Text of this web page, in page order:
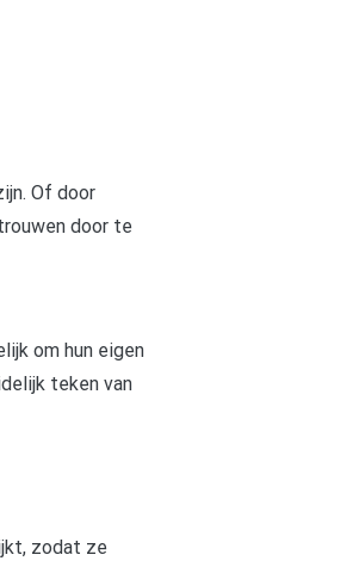
Of door
door te
om hun eigen
teken van
zodat ze